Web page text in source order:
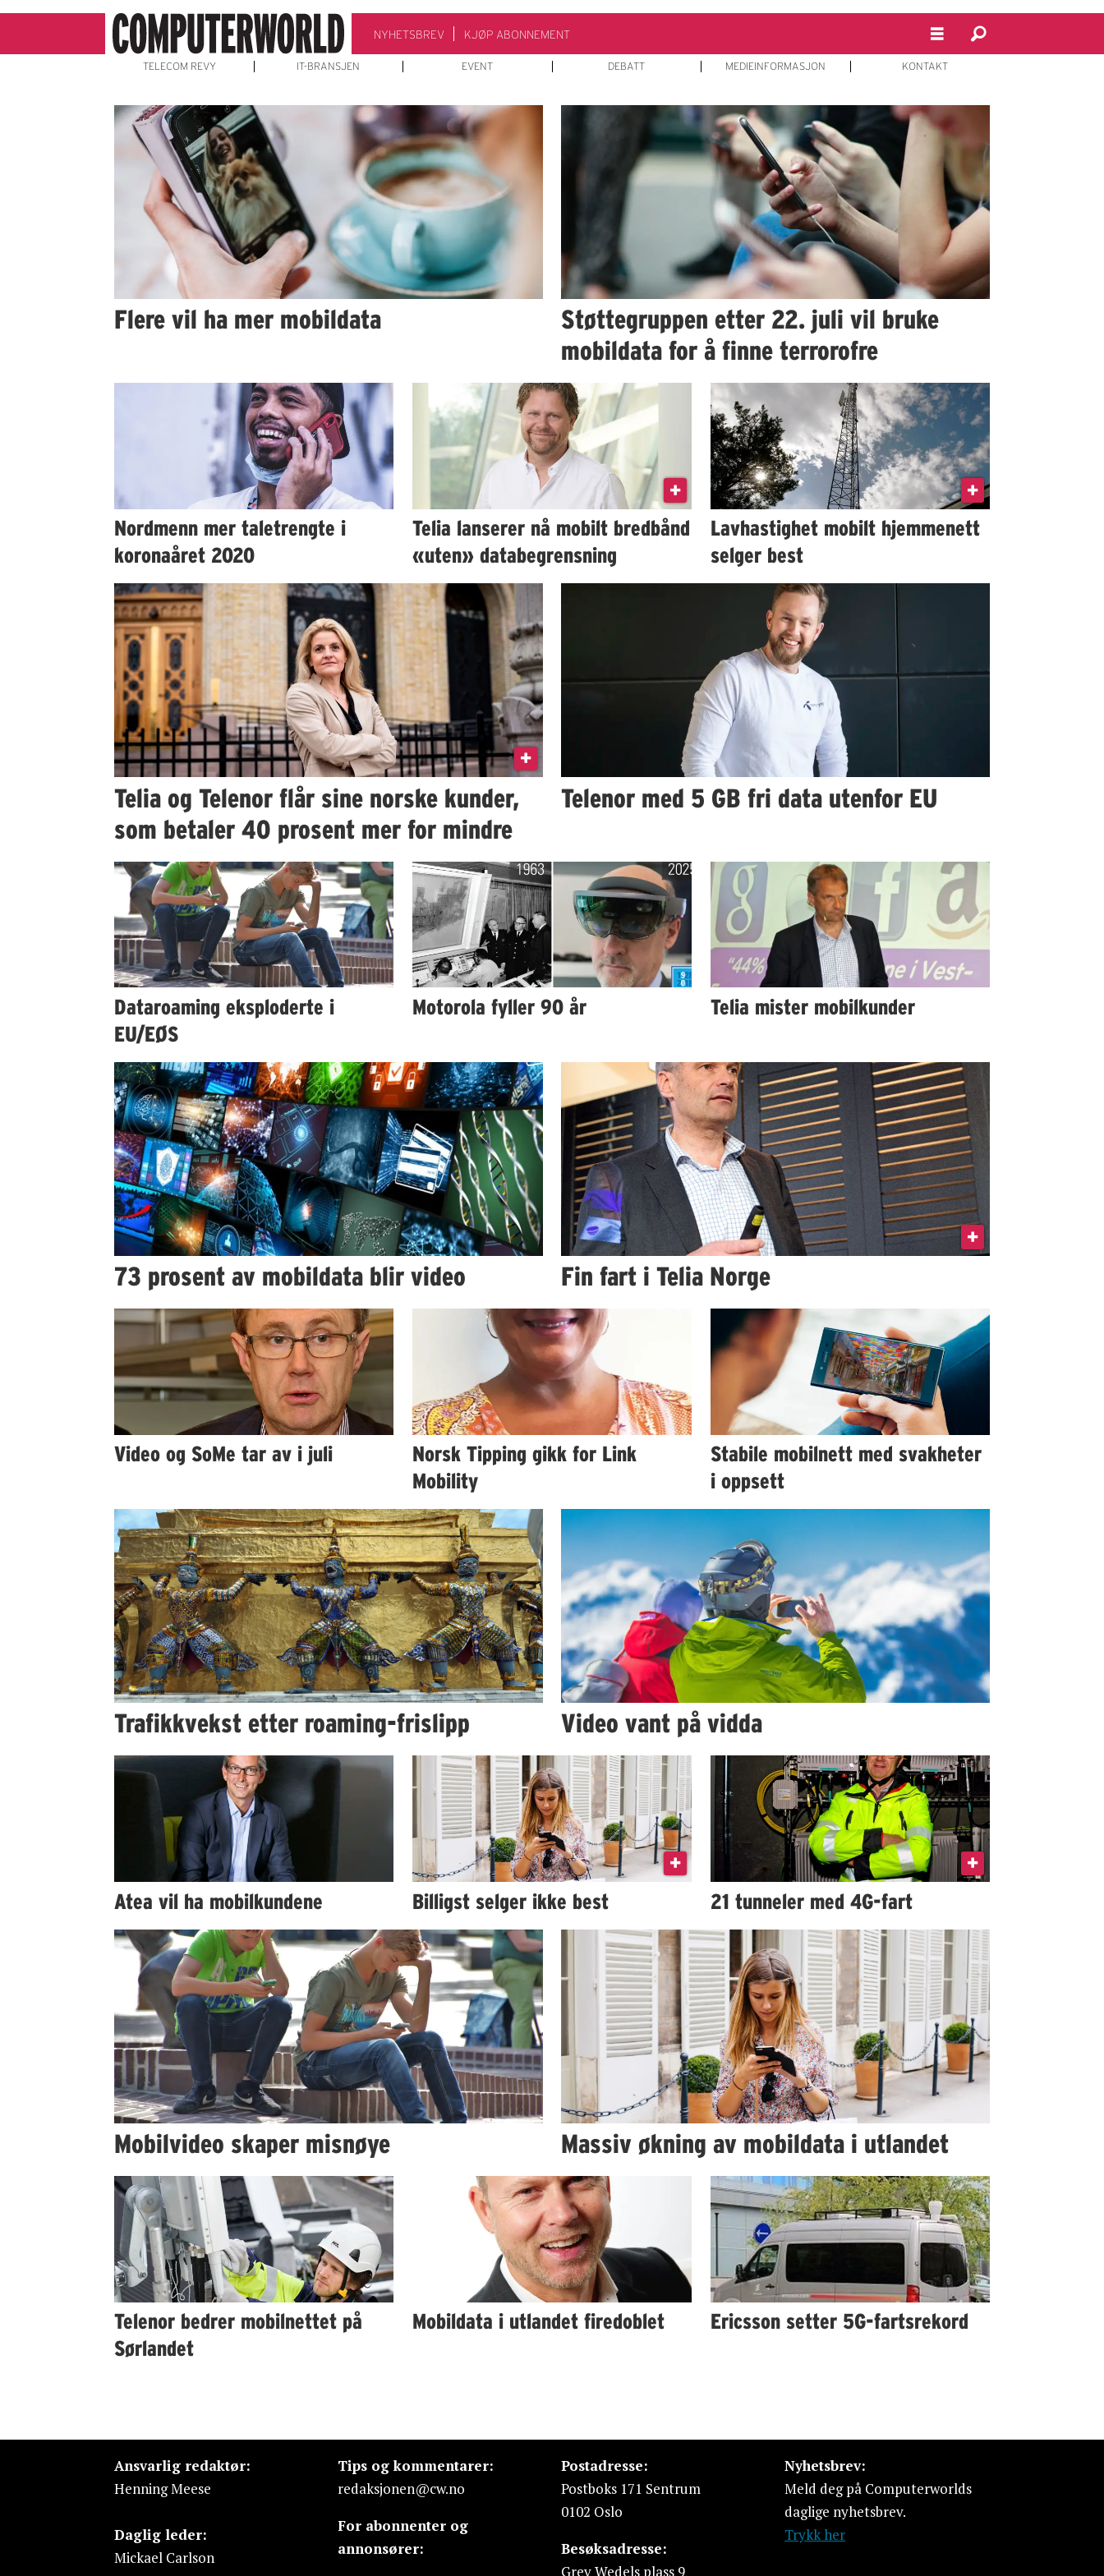
NYHETSBREV KJØP ABONNEMENT
TELECOM REVY IT-BRANSJEN EVENT DEBATT MEDIEINFORMASJON KONTAKT
mobildata
Flere vil ha mer mobildata
Støttegruppen etter 22. juli vil bruke
mobildata for å finne terrorofre
Nordmenn mer taletrengte i
koronaåret 2020
Telia lanserer nå mobilt bredbånd
«uten» databegrensning
Lavhastighet mobilt hjemmenett
selger best
Telia og Telenor flår sine norske kunder,
som betaler 40 prosent mer for mindre
Telenor med 5 GB fri data utenfor EU
Dataroaming eksploderte i
EU/EØS
Motorola fyller 90 år Telia mister mobilkunder
73 prosent av mobildata blir video Fin fart i Telia Norge
Video og SoMe tar av i juli
Norsk Tipping gikk for Link
Mobility
Stabile mobilnett med svakheter
i oppsett
Trafikkvekst etter roaming-frislipp Video vant på vidda
Atea vil ha mobilkundene Billigst selger ikke best 21 tunneler med 4G-fart
Mobilvideo skaper misnøye Massiv økning av mobildata i utlandet
Telenor bedrer mobilnettet på
Sørlandet
Mobildata i utlandet firedoblet Ericsson setter 5G-fartsrekord
Ansvarlig redaktør:
Henning Meese
Daglig leder:
Mickael Carlson
Tips og kommentarer:
redaksjonen@cw.no
For abonnenter og
annonsører:
Postadresse:
Postboks 171 Sentrum
0102 Oslo
Besøksadresse:
Grev Wedels plass 9
Nyhetsbrev:
Meld deg på Computerworlds
daglige nyhetsbrev.
Trykk her